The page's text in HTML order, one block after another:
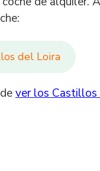
del Loira
ver los